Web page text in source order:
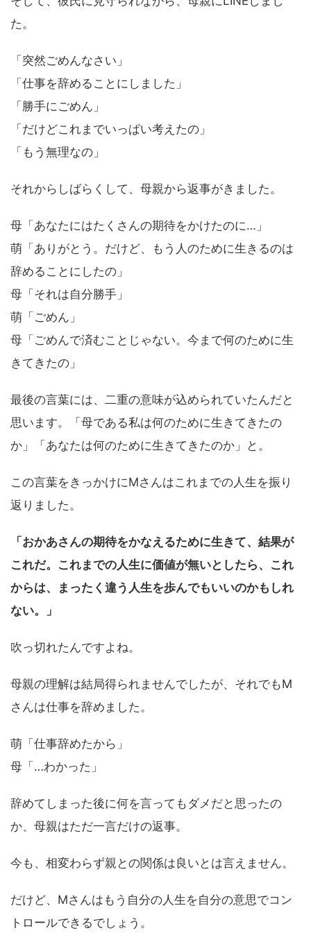
た。
「突然ごめんなさい」
「仕事を辞めることにしました」
「勝手にごめん」
「だけどこれまでいっぱい考えたの」
「もう無理なの」
それからしばらくして、母親から返事がきました。
母「あなたにはたくさんの期待をかけたのに…」
萌「ありがとう。だけど、もう人のために生きるのは
辞めることにしたの」
母「それは自分勝手」
萌「ごめん」
母「ごめんで済むことじゃない。今まで何のために生
きてきたの」
最後の言葉には、二重の意味が込められていたんだと
思います。「母である私は何のために生きてきたの
か」「あなたは何のために生きてきたのか」と。
この言葉をきっかけにMさんはこれまでの人生を振り
返りました。
「おかあさんの期待をかなえるために生きて、結果が
これだ。これまでの人生に価値が無いとしたら、これ
からは、まったく違う人生を歩んでもいいのかもしれ
ない。」
吹っ切れたんですよね。
母親の理解は結局得られませんでしたが、それでもM
さんは仕事を辞めました。
萌「仕事辞めたから」
母「…わかった」
辞めてしまった後に何を言ってもダメだと思ったの
か、母親はただ一言だけの返事。
今も、相変わらず親との関係は良いとは言えません。
だけど、Mさんはもう自分の人生を自分の意思でコン
トロールできるでしょう。